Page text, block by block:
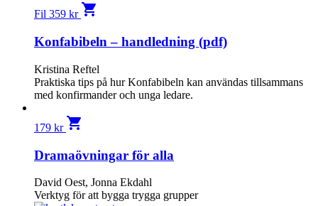
Fil 359 kr shopping_cart
Konfabibeln – handledning (pdf)
Kristina Reftel
Praktiska tips på hur Konfabibeln kan användas tillsammans
med konfirmander och unga ledare.
179 kr shopping_cart
Dramaövningar för alla
David Oest, Jonna Ekdahl
Verktyg för att bygga trygga grupper